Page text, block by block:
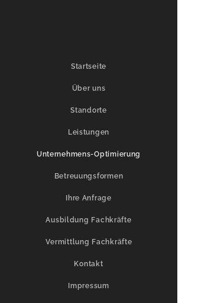
Startseite
Über uns
Standorte
Leistungen
Unternehmens-Optimierung
Betreuungsformen
Ihre Anfrage
Ausbildung Fachkräfte
Vermittlung Fachkräfte
Kontakt
Impressum